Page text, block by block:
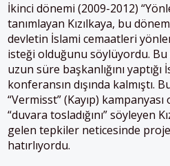
İkinci dönemi (2009-2012)
tanımlayan Kızılkaya, bu
devletin İslami cemaatleri
isteği olduğunu söylüyordu. Bu
uzun süre başkanlığını yaptığı
konferansın dışında kalmıştı.
“Vermisst” (Kayıp)
“duvara tosladığını” söyleyen
gelen tepkiler neticesinde
hatırlıyordu.